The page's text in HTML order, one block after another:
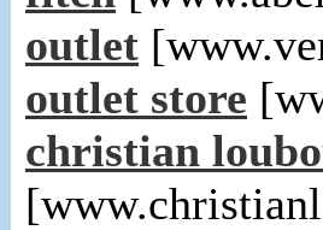
outlet
outlet store
christian